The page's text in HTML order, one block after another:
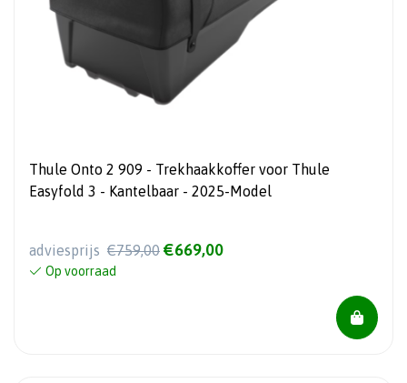
Thule Onto 2 909 - Trekhaakkoffer voor Thule
Easyfold 3 - Kantelbaar - 2025-Model
adviesprijs €759,00 €669,00
Op voorraad